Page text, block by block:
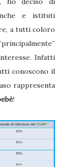
e istituti
a tutti coloro
Infatti
conoscono il
rappresenta
!